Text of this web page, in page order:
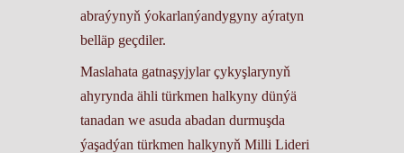
abraýynyň ýokarlanýandygyny aýratyn
belläp geçdiler.
Maslahata gatnaşyjylar çykyşlarynyň
ahyrynda ähli türkmen halkyny dünýä
tanadan we asuda abadan durmuşda
ýaşadýan türkmen halkynyň Milli Lideri